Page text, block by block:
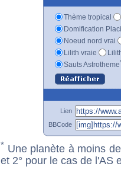
Thème tropical
Domification
Noeud nord vrai
Lilith vraie
Sauts Astrotheme
Lien
BBCode
* Une planète à moins
et 2° pour le cas de l'AS